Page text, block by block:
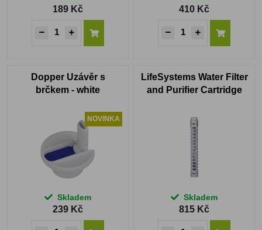
189 Kč 410 Kč
Dopper Uzávěr s
brčkem - white
NOVINKA
Skladem
239 Kč
LifeSystems Water Filter
and Purifier Cartridge
Skladem
815 Kč